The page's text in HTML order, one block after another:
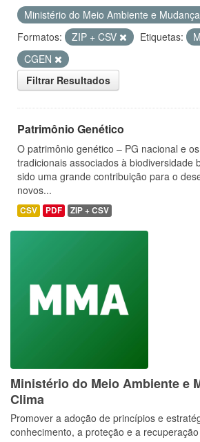
Ministério do Meio Ambiente e
Formatos:
ZIP + CSV Etiquetas:
CGEN
Filtrar Resultados
Patrimônio Genético
O patrimônio genético – PG nacional e
tradicionais associados à biodiversidade
sido uma grande contribuição para o
novos...
CSV PDF ZIP + CSV
Ministério do Meio Ambiente e
Clima
Promover a adoção de princípios e
conhecimento, a proteção e a